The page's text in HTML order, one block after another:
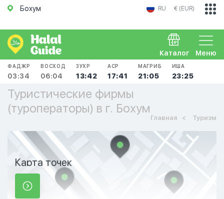
Бохум RU € (EUR)
Меню
Каталог
ФАДЖР
03:34
ВОСХОД
06:04
ЗУХР
13:42
АСР
17:41
МАГРИБ
21:05
ИША
23:25
Туристические фирмы
(туроператоры) в г. Бохум
Главная Туризм
Карта точек